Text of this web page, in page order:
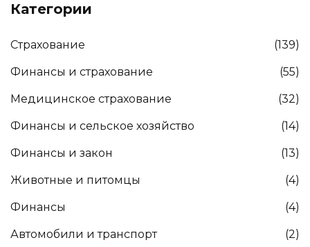
Категории
Страхование (139)
Финансы и страхование (55)
Медицинское страхование (32)
Финансы и сельское хозяйство (14)
Финансы и закон (13)
Животные и питомцы (4)
Финансы (4)
Автомобили и транспорт (2)